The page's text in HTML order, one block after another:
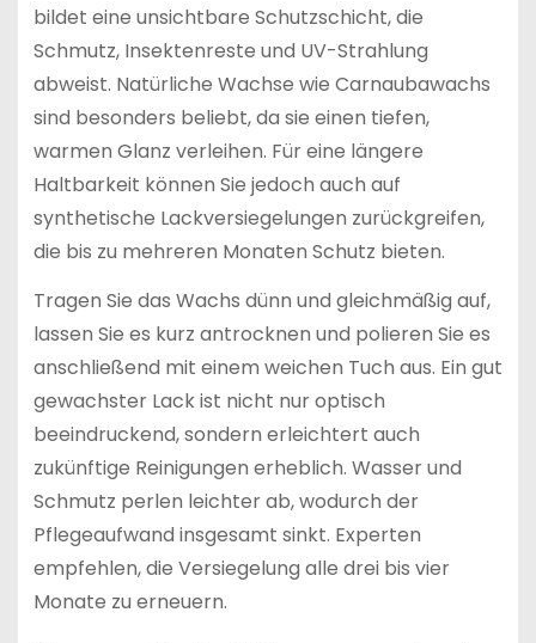
bildet eine unsichtbare Schutzschicht, die
Schmutz, Insektenreste und UV-Strahlung
abweist. Natürliche Wachse wie Carnaubawachs
sind besonders beliebt, da sie einen tiefen,
warmen Glanz verleihen. Für eine längere
Haltbarkeit können Sie jedoch auch auf
synthetische Lackversiegelungen zurückgreifen,
die bis zu mehreren Monaten Schutz bieten.
Tragen Sie das Wachs dünn und gleichmäßig auf,
lassen Sie es kurz antrocknen und polieren Sie es
anschließend mit einem weichen Tuch aus. Ein gut
gewachster Lack ist nicht nur optisch
beeindruckend, sondern erleichtert auch
zukünftige Reinigungen erheblich. Wasser und
Schmutz perlen leichter ab, wodurch der
Pflegeaufwand insgesamt sinkt. Experten
empfehlen, die Versiegelung alle drei bis vier
Monate zu erneuern.